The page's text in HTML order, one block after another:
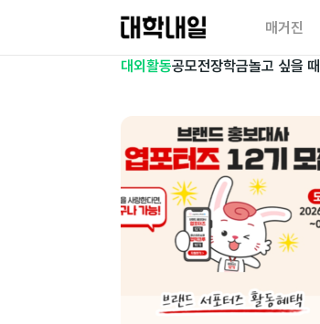
매거진
대외활동공모전장학금놀고 싶을 때